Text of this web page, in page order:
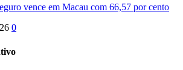
vence em Macau com 66,57 por cento
0